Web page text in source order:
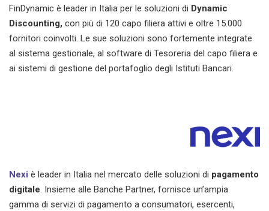
FinDynamic è leader in Italia per le soluzioni di Dynamic
Discounting, con più di 120 capo filiera attivi e oltre 15.000
fornitori coinvolti. Le sue soluzioni sono fortemente integrate
al sistema gestionale, al software di Tesoreria del capo filiera e
ai sistemi di gestione del portafoglio degli Istituti Bancari.
Nexi è leader in Italia nel mercato delle soluzioni di pagamento
digitale. Insieme alle Banche Partner, fornisce un’ampia
gamma di servizi di pagamento a consumatori, esercenti,